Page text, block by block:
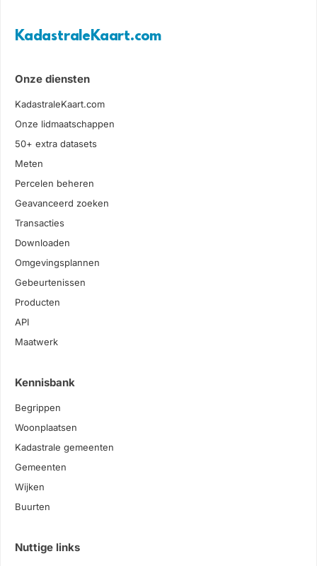
KadastraleKaart.com
Onze diensten
KadastraleKaart.com
Onze lidmaatschappen
50+ extra datasets
Meten
Percelen beheren
Geavanceerd zoeken
Transacties
Downloaden
Omgevingsplannen
Gebeurtenissen
Producten
API
Maatwerk
Kennisbank
Begrippen
Woonplaatsen
Kadastrale gemeenten
Gemeenten
Wijken
Buurten
Nuttige links